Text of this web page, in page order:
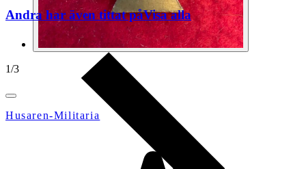
1/3
Husaren-Militaria
Andra har även tittat påVisa alla